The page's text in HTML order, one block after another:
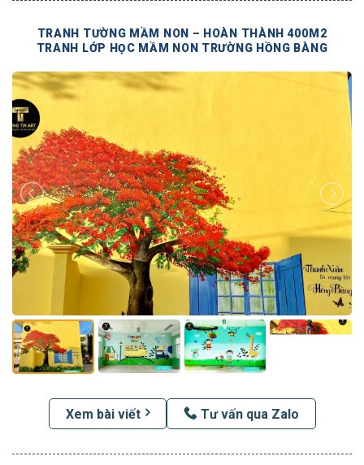
TRANH TƯỜNG MẦM NON – HOÀN THÀNH 400M2
TRANH LỚP HỌC MẦM NON TRƯỜNG HỒNG BÀNG
Xem bài viết Tư vấn qua Zalo